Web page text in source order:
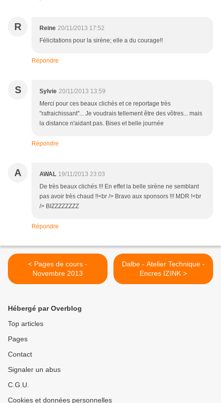
R Reine 20/11/2013 17:52
Félicitations pour la sirène; elle a du courage!!
Répondre
S Sylvie 20/11/2013 13:59
Merci pour ces beaux clichés et ce reportage très
"rafraichissant"... Je voudrais tellement être des vôtres... mais
la distance n'aidant pas. Bises et belle journée
Répondre
A AWAL 19/11/2013 23:03
De très beaux clichés !!! En effet la belle sirène ne semblant
pas avoir très chaud !!<br /> Bravo aux sponsors !!! MDR !<br
/> BIZZZZZZZZ
Répondre
< Pages de cours -
Novembre 2013
Dalbe - Atelier Technique -
Encres IZINK >
Hébergé par Overblog
Top articles
Pages
Contact
Signaler un abus
C.G.U.
Cookies et données personnelles